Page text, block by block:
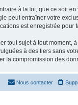
à la loi, que ce soit
peut entraîner votre
est enregistrée pour
sujet à tout moment,
à des tiers sans
la compromission des
Nous contacter